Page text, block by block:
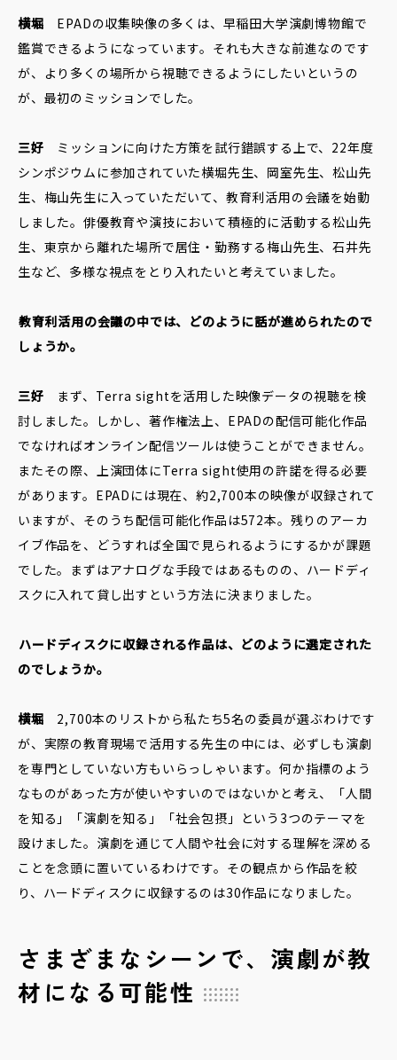
横堀 EPADの収集映像の多くは、早稲田大学演劇博物館で
鑑賞できるようになっています。それも大きな前進なのです
が、より多くの場所から視聴できるようにしたいというの
が、最初のミッションでした。
三好 ミッションに向けた方策を試行錯誤する上で、22年度
シンポジウムに参加されていた横堀先生、岡室先生、松山先
生、梅山先生に入っていただいて、教育利活用の会議を始動
しました。俳優教育や演技において積極的に活動する松山先
生、東京から離れた場所で居住・勤務する梅山先生、石井先
生など、多様な視点をとり入れたいと考えていました。
――教育利活用の会議の中では、どのように話が進められたので
しょうか。
三好 まず、Terra sightを活用した映像データの視聴を検
討しました。しかし、著作権法上、EPADの配信可能化作品
でなければオンライン配信ツールは使うことができません。
またその際、上演団体にTerra sight使用の許諾を得る必要
があります。EPADには現在、約2,700本の映像が収録されて
いますが、そのうち配信可能化作品は572本。残りのアーカ
イブ作品を、どうすれば全国で見られるようにするかが課題
でした。まずはアナログな手段ではあるものの、ハードディ
スクに入れて貸し出すという方法に決まりました。
――ハードディスクに収録される作品は、どのように選定された
のでしょうか。
横堀 2,700本のリストから私たち5名の委員が選ぶわけです
が、実際の教育現場で活用する先生の中には、必ずしも演劇
を専門としていない方もいらっしゃいます。何か指標のよう
なものがあった方が使いやすいのではないかと考え、「人間
を知る」「演劇を知る」「社会包摂」という3つのテーマを
設けました。演劇を通じて人間や社会に対する理解を深める
ことを念頭に置いているわけです。その観点から作品を絞
り、ハードディスクに収録するのは30作品になりました。
さまざまなシーンで、演劇が教
材になる可能性